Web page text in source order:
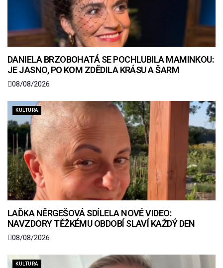
DANIELA BRZOBOHATÁ SE POCHLUBILA MAMINKOU:
JE JASNO, PO KOM ZDĚDILA KRÁSU A ŠARM
08/08/2026
KULTURA
LAĎKA NĚRGEŠOVÁ SDÍLELA NOVÉ VIDEO:
NAVZDORY TĚŽKÉMU OBDOBÍ SLAVÍ KAŽDÝ DEN
08/08/2026
KULTURA